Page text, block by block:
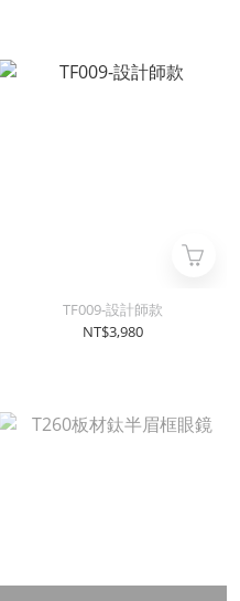
TF009-設計師款
NT$3,980